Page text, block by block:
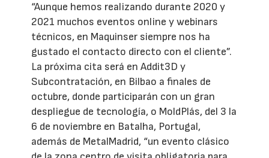
“Aunque hemos realizando durante 2020 y
2021 muchos eventos online y webinars
técnicos, en Maquinser siempre nos ha
gustado el contacto directo con el cliente”.
La próxima cita será en Addit3D y
Subcontratación, en Bilbao a finales de
octubre, donde participarán con un gran
despliegue de tecnología, o MoldPlás, del 3 la
6 de noviembre en Batalha, Portugal,
además de MetalMadrid, “un evento clásico